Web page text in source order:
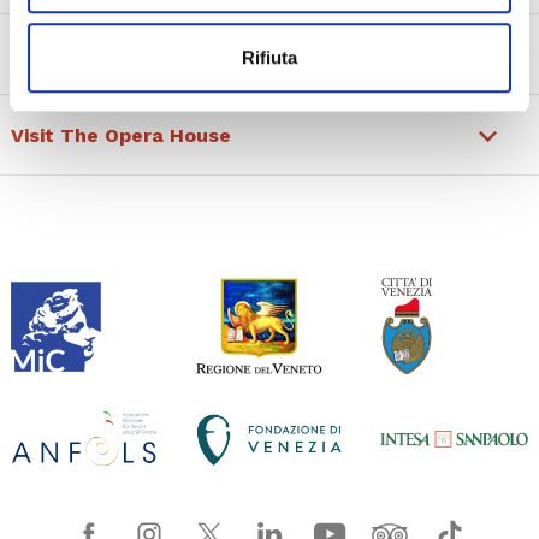
Rifiuta
Visit The Opera House